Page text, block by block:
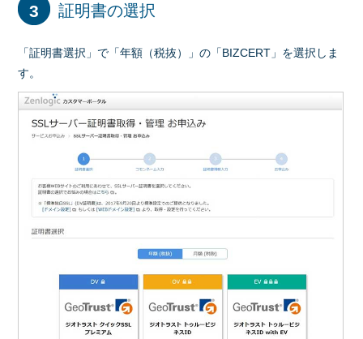
3 証明書の選択
「証明書選択」で「年額（税抜）」の「BIZCERT」を選択しま
す。